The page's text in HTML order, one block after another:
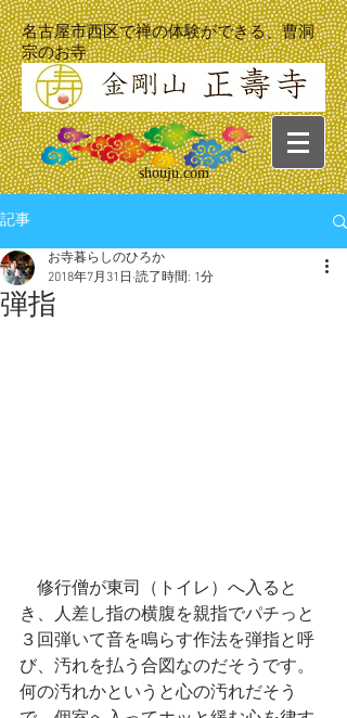
名古屋市西区で禅の体験ができる、曹洞
宗のお寺
shouju.com
記事
弾指
お寺暮らしのひろか
2018年7月31日 読了時間: 1分
修行僧が東司（トイレ）へ入ると
き、人差し指の横腹を親指でパチっと
３回弾いて音を鳴らす作法を弾指と呼
び、汚れを払う合図なのだそうです。
何の汚れかというと心の汚れだそう